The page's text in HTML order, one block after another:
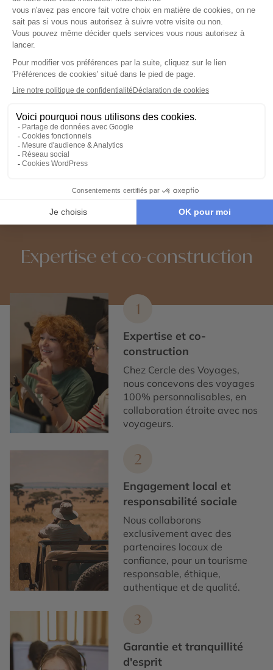
Voyage à Pitlochry
Voyage dans le Fife
Voyage au Château d'Edimbourg
Voyage au Château d’Eilean Donan
Voyage dans le parc des Trossachs et Loch
Lomond
Châteaux en Ecosse
Expertise et co-construction
1
Expertise et co-
construction
Chez Cercle des Voyages,
nous concevons des voyages
100% personnalisables, en
collaboration étroite avec nos
voyageurs.
2
Engagement local et
responsabilité sociale
Nous collaborons
exclusivement avec des
partenaires locaux de
confiance, pour un tourisme
responsable, éthique,
authentique et de qualité.
3
Garantie et tranquillité
d'esprit